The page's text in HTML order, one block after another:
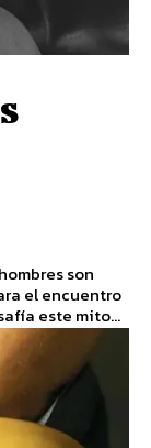
son
el encuentro
este mito...